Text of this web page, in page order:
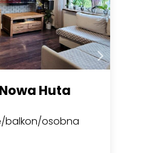
Huta
balkon/osobna